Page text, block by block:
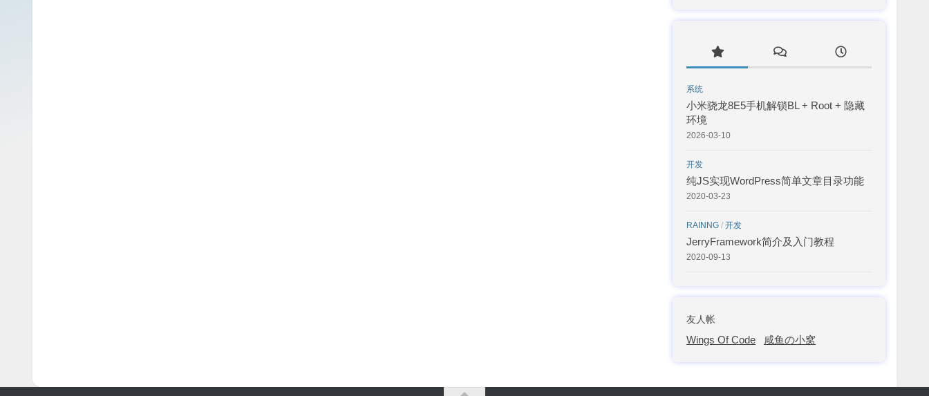
系统
小米骁龙8E5手机解锁BL + Root + 隐藏
环境
2026-03-10
开发
纯JS实现WordPress简单文章目录功能
2020-03-23
RAINNG / 开发
JerryFramework简介及入门教程
2020-09-13
友人帐
Wings Of Code 咸鱼の小窝